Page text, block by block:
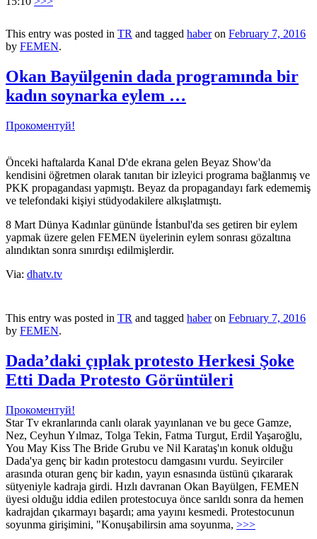
This entry was posted in TR and tagged haberon February 7, 2016
by FEMEN.
Okan Bayülgenin dada programında bir
kadın soynarka eylem …
Прокоментуй!
Önceki haftalarda Kanal D'de ekrana gelen Beyaz Show'da
kendisini öğretmen olarak tanıtan bir izleyici programa bağlanmış ve
PKK propagandası yapmıştı. Beyaz da propagandayı fark edememiş
ve telefondaki kişiyi stüdyodakilere alkışlatmıştı.
8 Mart Dünya Kadınlar gününde İstanbul'da ses getiren bir eylem
yapmak üzere gelen FEMEN üyelerinin eylem sonrası gözaltına
alındıktan sonra sınırdışı edilmişlerdir.
Via: dhatv.tv
This entry was posted in TR and tagged haberon February 7, 2016
by FEMEN.
Dada’daki çıplak protesto Herkesi Şoke
Etti Dada Protesto Görüntüleri
Прокоментуй!
Star Tv ekranlarında canlı olarak yayınlanan ve bu gece Gamze,
Nez, Ceyhun Yılmaz, Tolga Tekin, Fatma Turgut, Erdil Yaşaroğlu,
You May Kiss The Bride Grubu ve Nil Karataş'ın konuk olduğu
Dada'ya genç bir kadın protestocu damgasını vurdu. Seyirciler
arasında oturan genç bir kadın, yayın esnasında üstünü çıkararak
sütyeniyle kadraja girdi. Hızlı davranan Okan Bayülgen, FEMEN
üyesi olduğu iddia edilen protestocuya önce sarıldı sonra da hemen
kadrajdan çıkarmayı başardı; ama yayını kesmedi. Protestocunun
soyunma girişimini, "Konuşabilirsin ama soyunma, >>>